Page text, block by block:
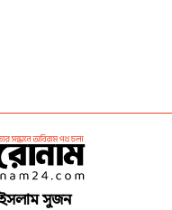
সুজন